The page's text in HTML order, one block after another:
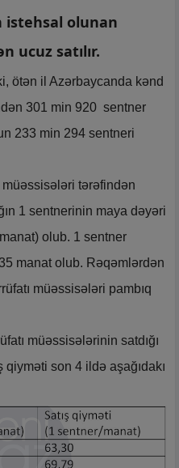
istehsal olunan
ucuz satılır.
ötən il Azərbaycanda kənd
301 min 920 sentner
233 min 294 sentneri
müəssisələri tərəfindən
1 sentnerinin maya dəyəri
olub. 1 sentner
manat olub. Rəqəmlərdən
müəssisələri pambıq
müəssisələrinin satdığı
qiyməti son 4 ildə aşağıdakı